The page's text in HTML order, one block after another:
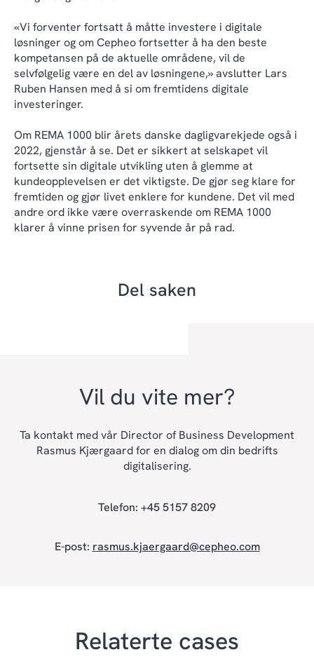
«Vi forventer fortsatt å måtte investere i digitale
løsninger og om Cepheo fortsetter å ha den beste
kompetansen på de aktuelle områdene, vil de
selvfølgelig være en del av løsningene,» avslutter Lars
Ruben Hansen med å si om fremtidens digitale
investeringer.
Om REMA 1000 blir årets danske dagligvarekjede også i
2022, gjenstår å se. Det er sikkert at selskapet vil
fortsette sin digitale utvikling uten å glemme at
kundeopplevelsen er det viktigste. De gjør seg klare for
fremtiden og gjør livet enklere for kundene. Det vil med
andre ord ikke være overraskende om REMA 1000
klarer å vinne prisen for syvende år på rad.
Del saken
Vil du vite mer?
Ta kontakt med vår Director of Business Development
Rasmus Kjærgaard for en dialog om din bedrifts
digitalisering.
Telefon: +45 5157 8209
E-post: rasmus.kjaergaard@cepheo.com
Relaterte cases